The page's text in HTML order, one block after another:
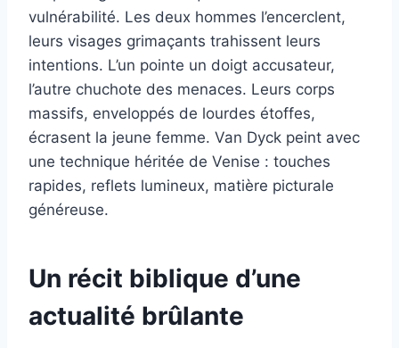
vulnérabilité. Les deux hommes l’encerclent,
leurs visages grimaçants trahissent leurs
intentions. L’un pointe un doigt accusateur,
l’autre chuchote des menaces. Leurs corps
massifs, enveloppés de lourdes étoffes,
écrasent la jeune femme. Van Dyck peint avec
une technique héritée de Venise : touches
rapides, reflets lumineux, matière picturale
généreuse.
Un récit biblique d’une
actualité brûlante